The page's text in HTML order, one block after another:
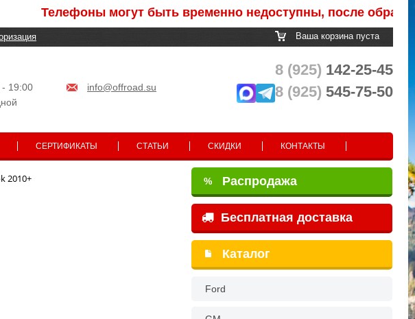
Телефоны могут быть временно недоступны, после обработки
Ваша корзина пуста
19:00
info@offroad.su
8 (925) 142-25-45
8 (925) 545-75-50
СЕРТИФИКАТЫ СТАТЬИ СКИДКИ КОНТАКТЫ
2010+ % Распродажа
Бесплатная доставка
Каталог
Ford